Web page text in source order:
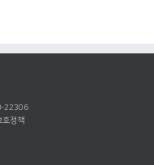
22306
호정책